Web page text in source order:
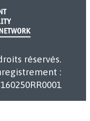
réservés.
: